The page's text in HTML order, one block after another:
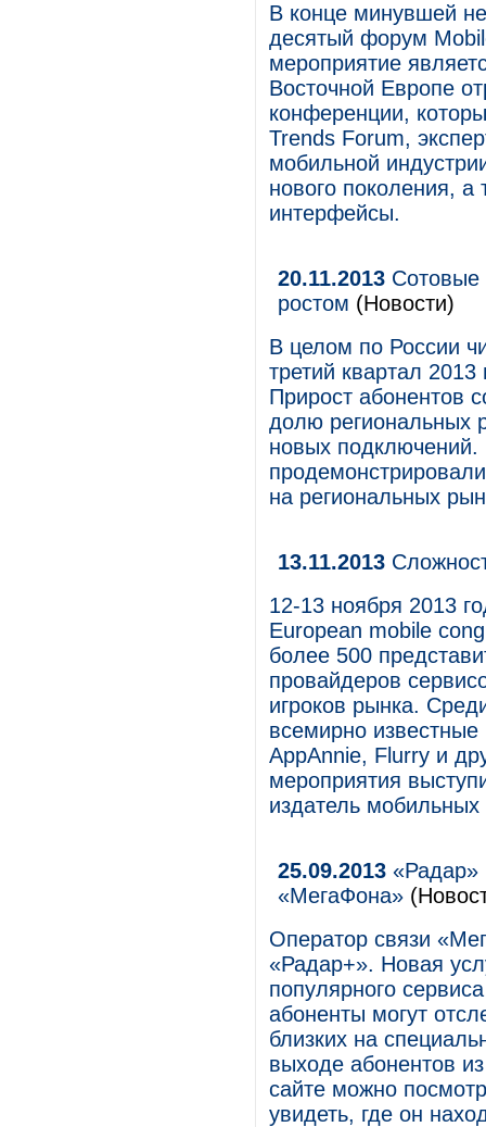
В конце минувшей
десятый форум
мероприятие
Восточной Европе
конференции,
Trends Forum,
мобильной
нового поколения,
интерфейсы.
20.11.2013 Сотовые
ростом (Новости)
В целом по России
третий квартал 2013
Прирост абонентов
долю региональных
новых подключений.
на региональных
13.11.2013
12-13 ноября 2013
European mobile
более 500
провайдеров
игроков рынка.
всемирно
AppAnnie, Flurry и
мероприятия
издатель
25.09.2013 «Радар»
«МегаФона»
Оператор связи
«Радар+». Новая
популярного
абоненты могут
близких на
выходе абонентов
сайте можно
увидеть, где он